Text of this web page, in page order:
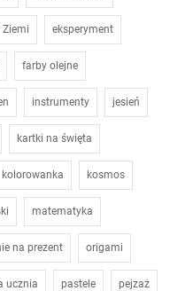
Ziemi eksperyment
farby olejne
instrumenty jesień
kartki na święta
kolorowanka kosmos
matematyka
na prezent origami
ucznia pastele pejzaż